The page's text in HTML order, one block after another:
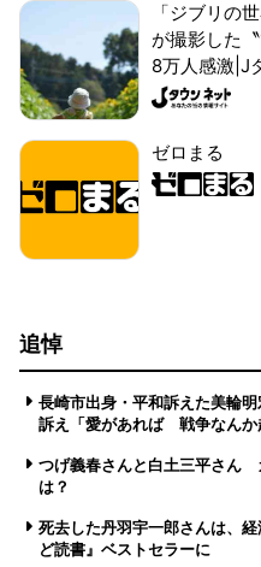
「ジブリの
が撮影した
8万人感激|J
ゼロまる
追悼
長崎市出身・平和訴えた美輪
訴え「愛があれば 戦争なんか
つげ義春さんと白土三平さん
は？
死去した丹羽宇一郎さんは、
ど読書』ベストセラーに